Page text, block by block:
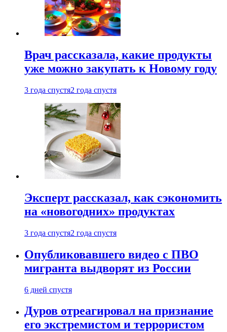
Врач рассказала, какие продукты
уже можно закупать к Новому году
3 года спустя2 года спустя
Эксперт рассказал, как сэкономить
на «новогодних» продуктах
3 года спустя2 года спустя
Опубликовавшего видео с ПВО
мигранта выдворят из России
6 дней спустя
Дуров отреагировал на признание
его экстремистом и террористом